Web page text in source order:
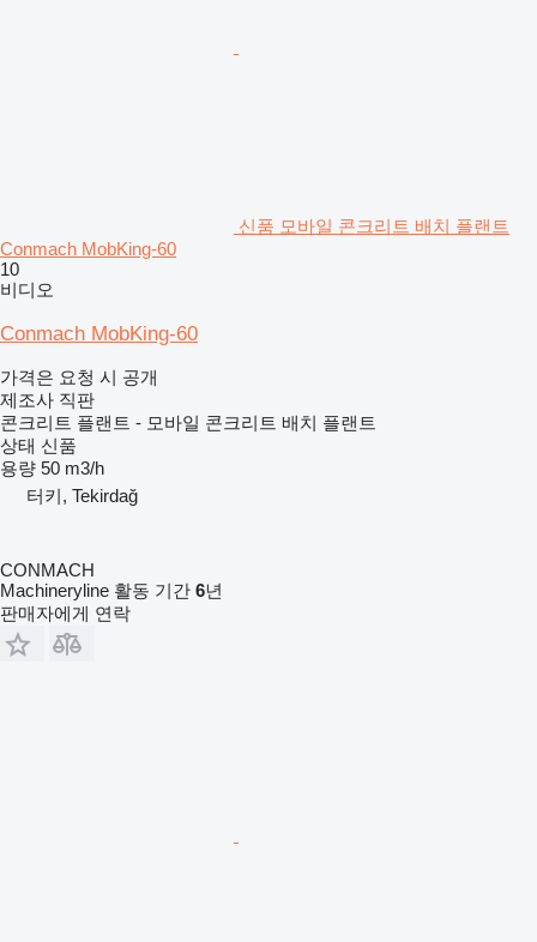
신품 모바일 콘크리트 배치 플랜트
Conmach MobKing-60
10
비디오
Conmach MobKing-60
가격은 요청 시 공개
제조사 직판
콘크리트 플랜트 - 모바일 콘크리트 배치 플랜트
상태 신품
용량 50 m3/h
터키, Tekirdağ
CONMACH
Machineryline 활동 기간 6년
판매자에게 연락